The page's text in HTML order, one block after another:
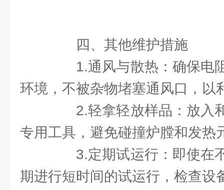
四、其他维护措施
1.通风与散热：确保电
环境，不被杂物堵塞通风口，以
2.轻拿轻放样品：放入
专用工具，避免碰撞炉膛和发热
3.定期试运行：即使在
期进行短时间的试运行，检查设